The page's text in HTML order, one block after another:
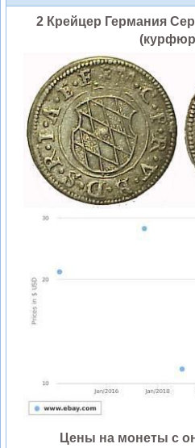
2 Крейцер Германия
Цены на монеты с